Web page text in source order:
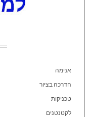
אנימה
הדרכה בציור
טכניקות
לקטנטנים